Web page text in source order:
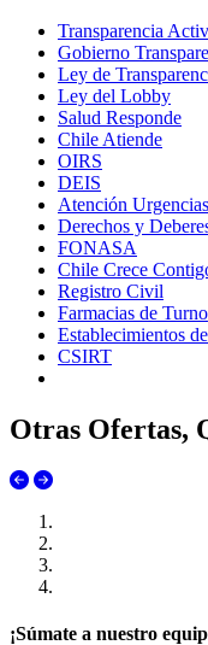
Transparencia
Gobierno
Ley de
Ley del Lobby
Salud Responde
Chile Atiende
OIRS
DEIS
Atención Urgencias
Derechos y
FONASA
Chile Crece
Registro Civil
Farmacias de Turno
Establecimientos
CSIRT
Otras Ofertas,
¡Súmate a nuestro